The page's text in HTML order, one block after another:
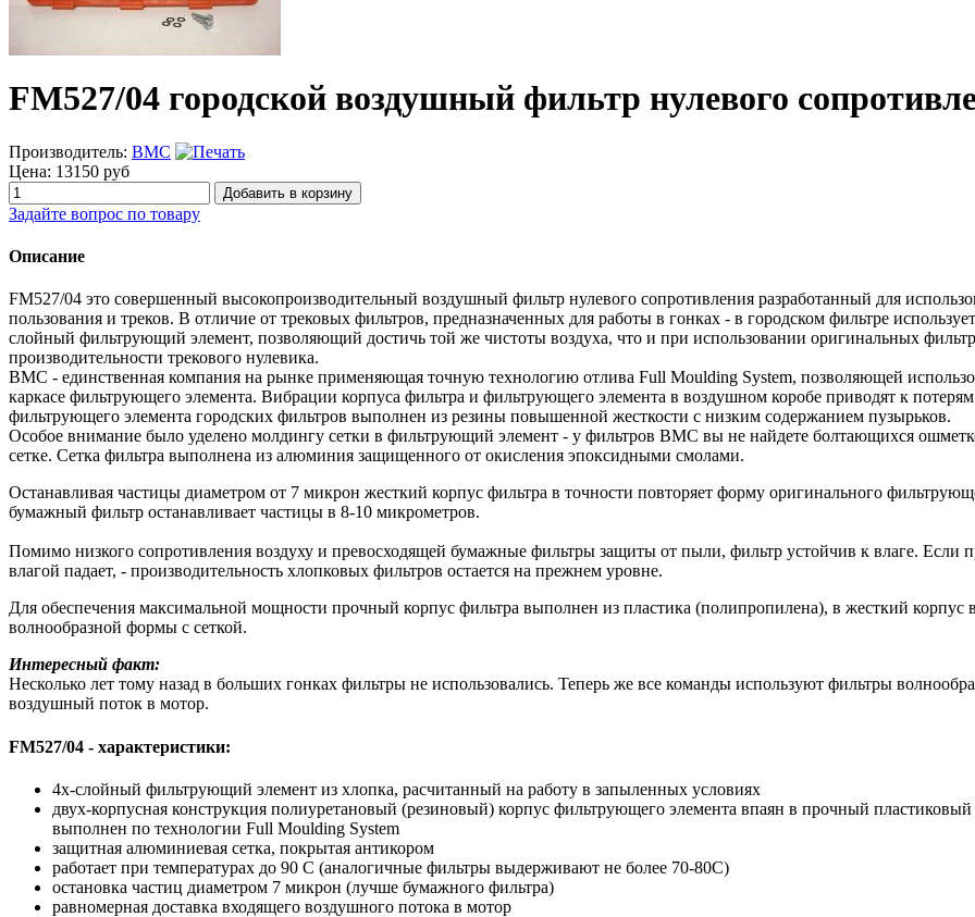
FM527/04 городской воздушный фильтр нулевого
Производитель: BMC
Цена: 13150 руб
Задайте вопрос по товару
Описание
FM527/04 это совершенный высокопроизводительный воздушный фильтр нулевого сопротивления разработанный для
пользования и треков. В отличие от трековых фильтров, предназначенных для работы в гонках - в городском фильтре
слойный фильтрующий элемент, позволяющий достичь той же чистоты воздуха, что и при использовании оригинальных
производительности трекового нулевика.
BMC - единственная компания на рынке применяющая точную технологию отлива Full Moulding System, позволяющей
каркасе фильтрующего элемента. Вибрации корпуса фильтра и фильтрующего элемента в воздушном коробе приводят к
фильтрующего элемента городских фильтров выполнен из резины повышенной жесткости с низким содержанием пузырьков.
Особое внимание было уделено молдингу сетки в фильтрующий элемент - у фильтров BMC вы не найдете болтающихся
сетке. Сетка фильтра выполнена из алюминия защищенного от окисления эпоксидными смолами.
Останавливая частицы диаметром от 7 микрон жесткий корпус фильтра в точности повторяет форму оригинального
бумажный фильтр останавливает частицы в 8-10 микрометров.
Помимо низкого сопротивления воздуху и превосходящей бумажные фильтры защиты от пыли, фильтр устойчив к влаге. Если
влагой падает, - производительность хлопковых фильтров остается на прежнем уровне.
Для обеспечения максимальной мощности прочный корпус фильтра выполнен из пластика (полипропилена), в жесткий
волнообразной формы с сеткой.
Интересный факт:
Несколько лет тому назад в больших гонках фильтры не использовались. Теперь же все команды используют фильтры
воздушный поток в мотор.
FM527/04 - характеристики:
4х-слойный фильтрующий элемент из хлопка, расчитанный на работу в запыленных условиях
двух-корпусная конструкция полиуретановый (резиновый) корпус фильтрующего элемента впаян в прочный
выполнен по технологии Full Moulding System
защитная алюминиевая сетка, покрытая антикором
работает при температурах до 90 С (аналогичные фильтры выдерживают не более 70-80С)
остановка частиц диаметром 7 микрон (лучше бумажного фильтра)
равномерная доставка входящего воздушного потока в мотор